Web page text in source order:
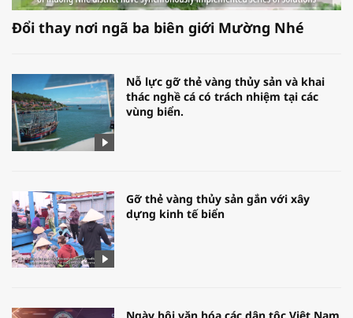
Đổi thay nơi ngã ba biên giới Mường Nhé
Nỗ lực gỡ thẻ vàng thủy sản và khai
thác nghề cá có trách nhiệm tại các
vùng biển.
Gỡ thẻ vàng thủy sản gắn với xây
dựng kinh tế biển